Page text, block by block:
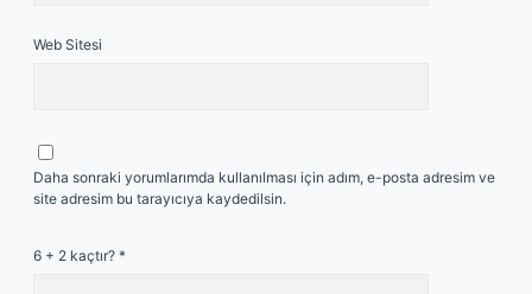
Web Sitesi
Daha sonraki yorumlarımda kullanılması için adım, e-posta adresim ve
site adresim bu tarayıcıya kaydedilsin.
6 + 2 kaçtır? *